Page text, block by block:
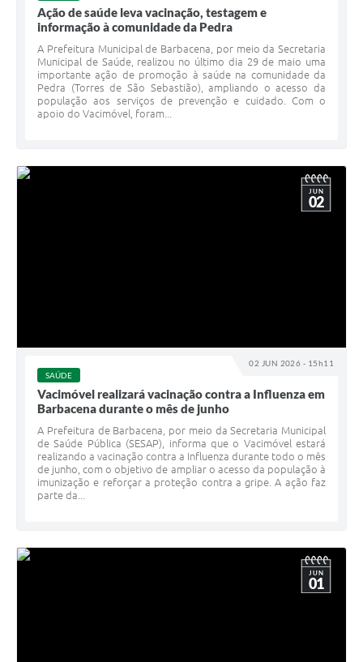
Ação de saúde leva vacinação, testagem e
informação à comunidade da Pedra
A Prefeitura Municipal de Barbacena, por meio da Secretaria
Municipal de Saúde, realizou no último dia 29 de maio uma
importante ação de promoção à saúde na comunidade da
Pedra (Torres de São Sebastião), ampliando o acesso da
população aos serviços de prevenção e cuidado. Com o
apoio do Vacimóvel, foram...
02 JUN 2026 - 15h11
JUN
02
SAÚDE
Vacimóvel realizará vacinação contra a Influenza em
Barbacena durante o mês de junho
A Prefeitura de Barbacena, por meio da Secretaria Municipal
de Saúde Pública (SESAP), informa que o Vacimóvel estará
realizando a vacinação contra a Influenza durante todo o mês
de junho, com o objetivo de ampliar o acesso da população à
imunização e reforçar a proteção contra a gripe. A ação faz
parte da...
JUN
01